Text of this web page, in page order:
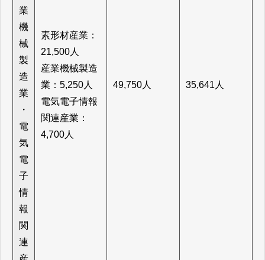
業
機
械
製
造
業
・
電
気
電
子
情
報
関
連
素形材産業：
21,500人
産業機械製造
業：5,250人
電気電子情報
関連産業：
4,700人
49,750人 35,641人